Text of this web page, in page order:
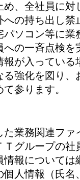
め、全社員に
への持ち出し禁
パソコン等に
への一斉点検
報が入っている
る強化を図り、
参ります。
業務関連ファ
Ｔグループの
情報について
個人情報（氏